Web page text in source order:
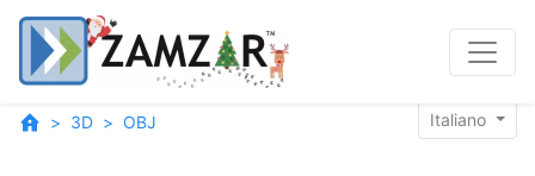
3D OBJ Italiano